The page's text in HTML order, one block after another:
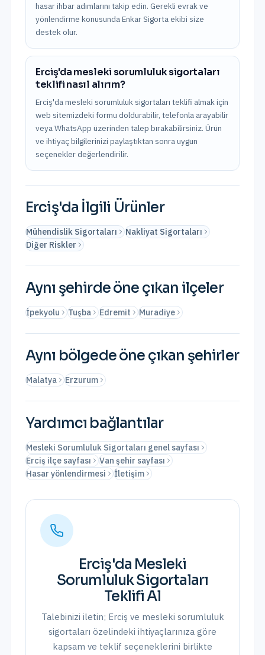
hasar ihbar adımlarını takip edin. Gerekli evrak ve
yönlendirme konusunda Enkar Sigorta ekibi size
destek olur.
Erciş'da mesleki sorumluluk sigortaları
teklifi nasıl alırım?
Erciş'da mesleki sorumluluk sigortaları teklifi almak için
web sitemizdeki formu doldurabilir, telefonla arayabilir
veya WhatsApp üzerinden talep bırakabilirsiniz. Ürün
ve ihtiyaç bilgilerinizi paylaştıktan sonra uygun
seçenekler değerlendirilir.
Erciş'da İlgili Ürünler
Mühendislik Sigortaları
Nakliyat Sigortaları
Diğer Riskler
Aynı şehirde öne çıkan ilçeler
İpekyolu Tuşba Edremit Muradiye
Aynı bölgede öne çıkan şehirler
Malatya Erzurum
Yardımcı bağlantılar
Mesleki Sorumluluk Sigortaları genel sayfası
Erciş ilçe sayfası
Van şehir sayfası
Hasar yönlendirmesi
İletişim
Erciş'da Mesleki
Sorumluluk Sigortaları
Teklifi Al
Talebinizi iletin; Erciş ve mesleki sorumluluk
sigortaları özelindeki ihtiyaçlarınıza göre
kapsam ve teklif seçeneklerini birlikte